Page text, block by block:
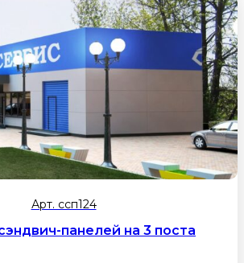
Арт. ссп124
панелей на 3 поста